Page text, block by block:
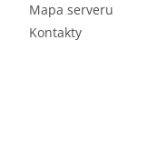
Mapa serveru
Kontakty